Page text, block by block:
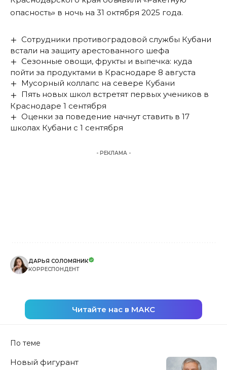
опасность» в ночь на 31 октября 2025 года.
Сотрудники противоградовой службы Кубани
встали на защиту арестованного шефа
Сезонные овощи, фрукты и выпечка: куда
пойти за продуктами в Краснодаре 8 августа
Мусорный коллапс на севере Кубани
Пять новых школ встретят первых учеников в
Краснодаре 1 сентября
Оценки за поведение начнут ставить в 17
школах Кубани с 1 сентября
- РЕКЛАМА -
ДАРЬЯ СОЛОМЯНИК
КОРРЕСПОНДЕНТ
Читайте нас в МАКС
По теме
Новый фигурант